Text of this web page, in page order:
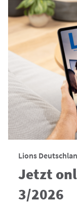
Lions
Jetzt
3/2026